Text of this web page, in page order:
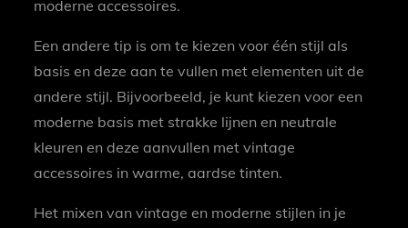
moderne accessoires.
Een andere tip is om te kiezen voor één stijl als
basis en deze aan te vullen met elementen uit de
andere stijl. Bijvoorbeeld, je kunt kiezen voor een
moderne basis met strakke lijnen en neutrale
kleuren en deze aanvullen met vintage
accessoires in warme, aardse tinten.
Het mixen van vintage en moderne stijlen in je